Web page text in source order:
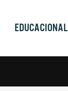
EDUCACIONAL